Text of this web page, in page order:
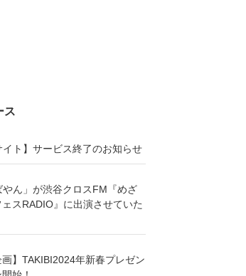
ス
イト】サービス終了のお知らせ
やん」が渋谷クロスFM『めざ
スRADIO』に出演させていた
画】TAKIBI2024年新春プレゼン